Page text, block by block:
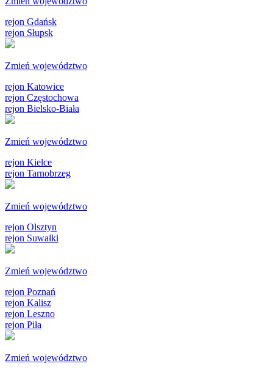
rejon Gdańsk
rejon Słupsk
Zmień województwo
rejon Katowice
rejon Częstochowa
rejon Bielsko-Biała
Zmień województwo
rejon Kielce
rejon Tarnobrzeg
Zmień województwo
rejon Olsztyn
rejon Suwałki
Zmień województwo
rejon Poznań
rejon Kalisz
rejon Leszno
rejon Piła
Zmień województwo